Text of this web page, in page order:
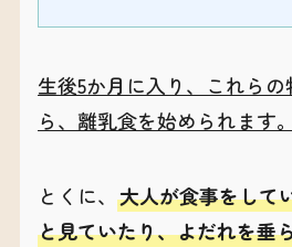
生後5か月に入り、これら
ら、離乳食を始められます。
とくに、大人が食事をして
と見ていたり、よだれを垂